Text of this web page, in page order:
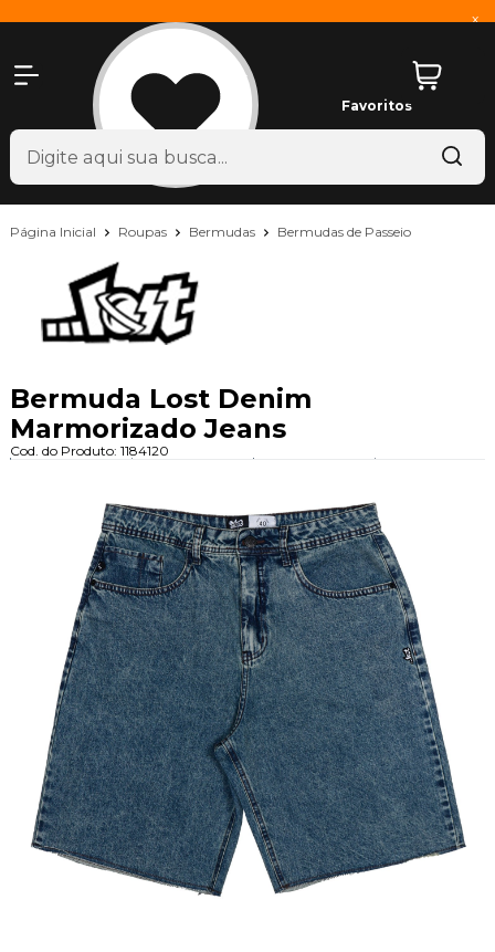
x
Favoritos
Página Inicial Roupas Bermudas Bermudas de Passeio
Bermuda Lost Denim
Marmorizado Jeans
Cod. do Produto: 1184120